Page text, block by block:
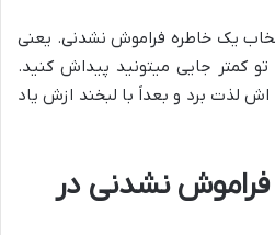
یک خاطره فراموش نشدنی. یعنی
کمتر جایی میتونید پیداش کنید.
لذت برد و بعداً با لبخند ازش یاد
نشدنی در